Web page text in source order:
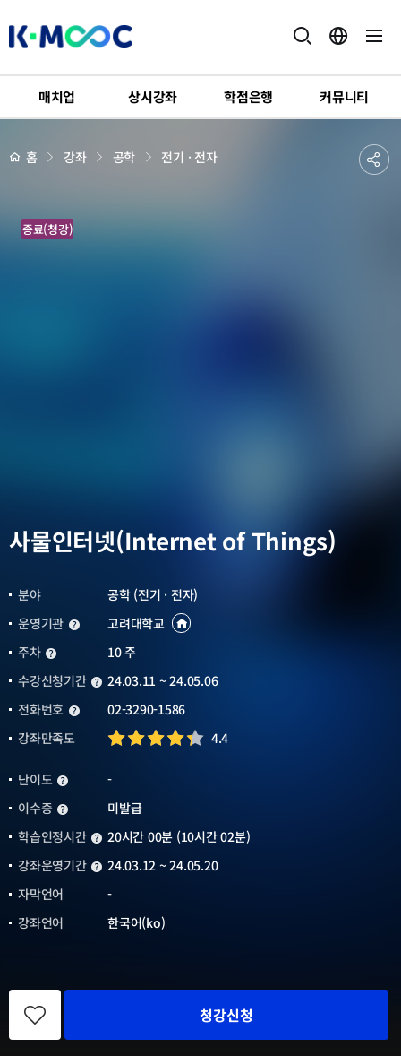
K-
매치업 상시강좌 학점은행 커뮤니티
강
세하
위 홈 강좌 공학 전기 · 전자
공
사
물
종료(청강)
사물인터넷(Internet of Things)
분야
공학 (전기 · 전자)
운영기관 운영기관고려대학교
운영기관
바로가기
주차 주차
10 주
수강신청기간 수강신청기간
24.03.11 ~ 24.05.06
전화번호 전화번호02-3290-1586
강좌만족도
4.4
난이도 난이도
-
이수증 이수증
미발급
학습인정시간 학습인정시간
20시간 00분 (10시간 02분)
강좌운영기간 강좌운영기간
24.03.12 ~ 24.05.20
자막언어
-
강좌언어
한국어(ko)
관
좌
등
청강신청